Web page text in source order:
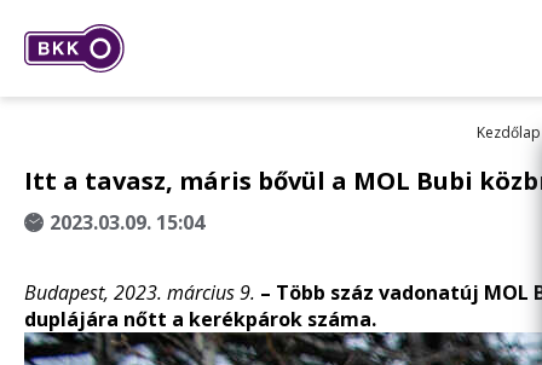
Kezdőlap
Itt a tavasz, máris bővül a MOL Bubi
2023.03.09. 15:04
Budapest, 2023. március 9. – Több száz vadonatúj
duplájára nőtt a kerékpárok száma.